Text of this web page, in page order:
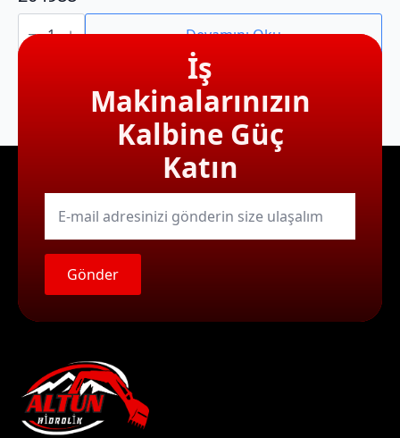
204988
adet Devamını Oku
İş
Makinalarınızın
Kalbine Güç
Katın
E-
mail
Gönder